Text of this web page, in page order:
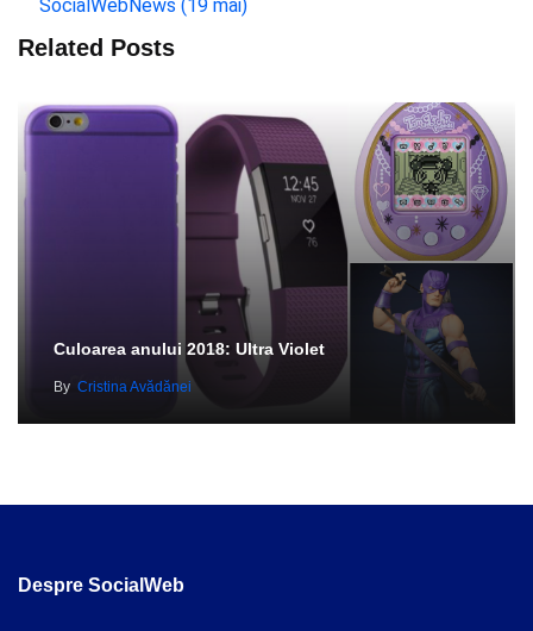
SocialWebNews (19 mai)
Related Posts
Culoarea anului 2018: Ultra Violet
By Cristina Avădănei
Despre SocialWeb